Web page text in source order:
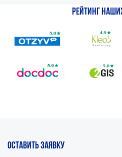
Рейтинг
ОСТАВИТЬ ЗАЯВКУ